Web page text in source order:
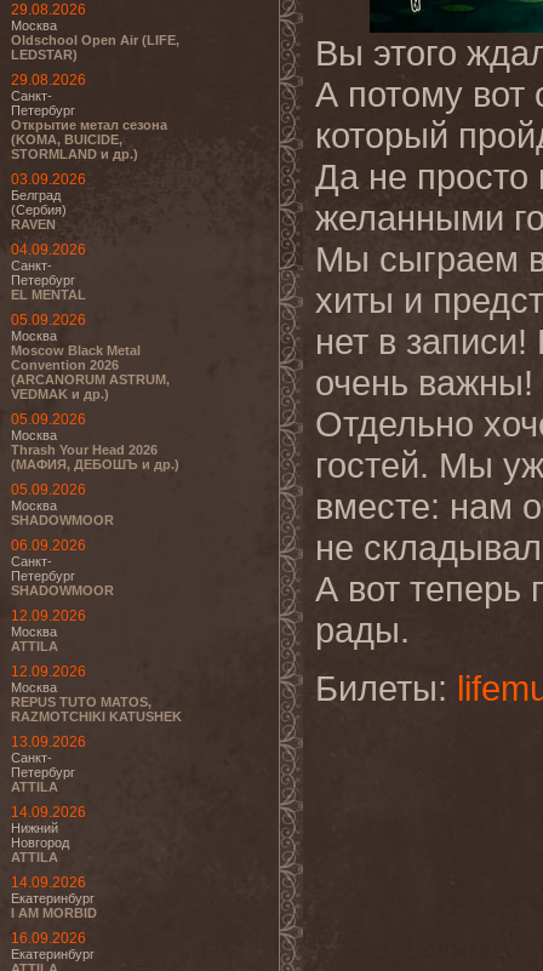
29.08.2026
Москва
Oldschool Open Air (LIFE,
LEDSTAR)
29.08.2026
Санкт-
Петербург
Открытие метал сезона
(KOMA, BUICIDE,
STORMLAND и др.)
03.09.2026
Белград
(Сербия)
RAVEN
04.09.2026
Санкт-
Петербург
EL MENTAL
05.09.2026
Москва
Moscow Black Metal
Convention 2026
(ARCANORUM ASTRUM,
VEDMAK и др.)
05.09.2026
Москва
Thrash Your Head 2026
(МАФИЯ, ДЕБОШЪ и др.)
05.09.2026
Москва
SHADOWMOOR
06.09.2026
Санкт-
Петербург
SHADOWMOOR
12.09.2026
Москва
ATTILA
12.09.2026
Москва
REPUS TUTO MATOS,
RAZMOTCHIKI KATUSHEK
13.09.2026
Санкт-
Петербург
ATTILA
14.09.2026
Нижний
Новгород
ATTILA
14.09.2026
Екатеринбург
I AM MORBID
16.09.2026
Екатеринбург
Вы этого
А потому
который
Да не
желанными
Мы сыграем
хиты и
нет в записи!
очень важны!
Отдельно
гостей. Мы
вместе: нам
не
А вот
рады.
Билеты: